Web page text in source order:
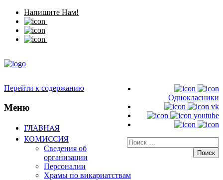
Напишите Нам!
Однокласники
vk
youtube
Искать:
Перейти к содержанию
Меню
ГЛАВНАЯ
КОМИССИЯ
Сведения об
организации
Персоналии
Храмы по викариатствам